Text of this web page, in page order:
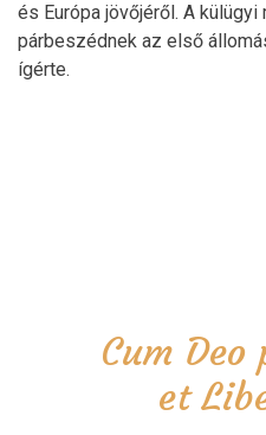
és Európa jövőjéről. A külügyi
párbeszédnek az első
ígérte.
Cum
et